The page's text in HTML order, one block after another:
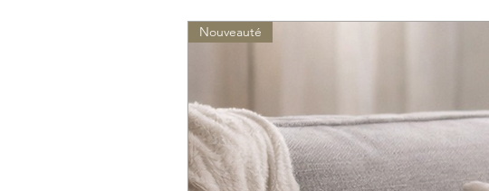
Nouveauté